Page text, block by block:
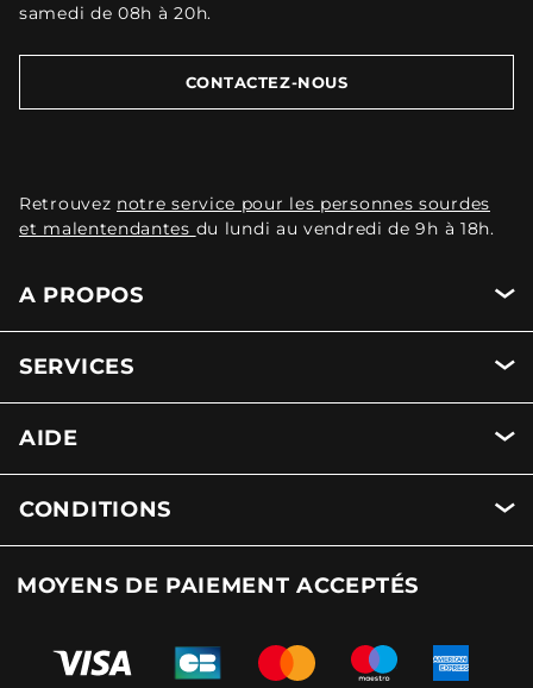
samedi de 08h à 20h.
CONTACTEZ-NOUS
Retrouvez notre service pour les personnes sourdes
et malentendantes du lundi au vendredi de 9h à 18h.
A PROPOS
SERVICES
AIDE
CONDITIONS
MOYENS DE PAIEMENT ACCEPTÉS